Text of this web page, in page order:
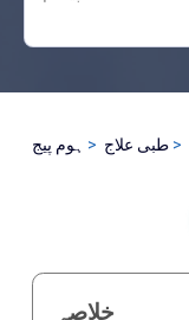
ہوم پیج طبی علاج
خلاصہ